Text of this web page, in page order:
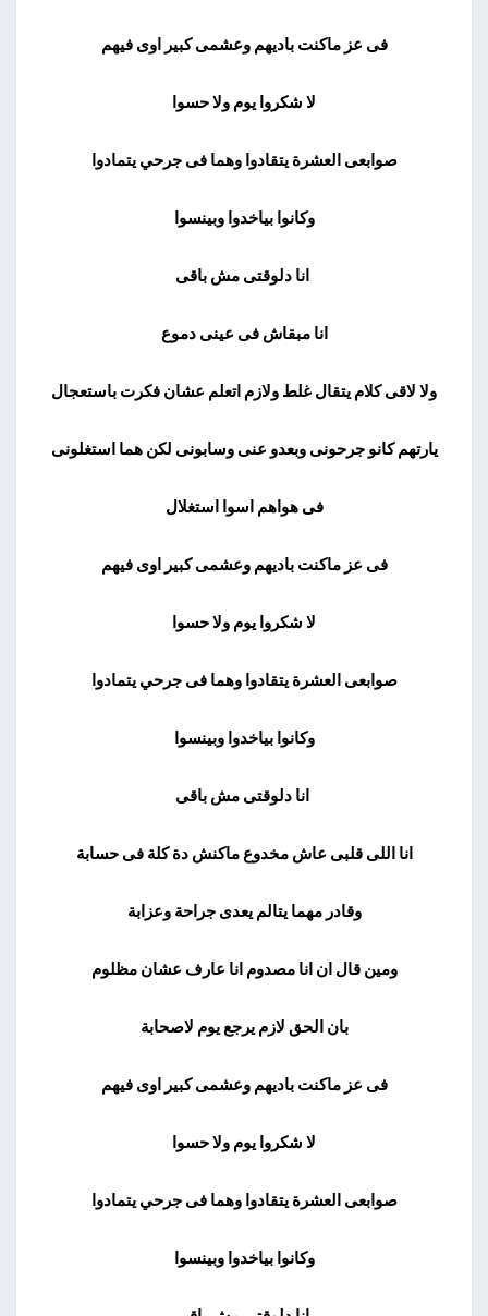
فى عز ماكنت باديهم وعشمى كبير اوى فيهم
لا شكروا يوم ولا حسوا
صوابعى العشرة يتقادوا وهما فى جرحي يتمادوا
وكانوا بياخدوا وبينسوا
انا دلوقتى مش باقى
انا مبقاش فى عينى دموع
ولا لاقى كلام يتقال غلط ولازم اتعلم عشان فكرت باستعجال
يارتهم كانو جرحونى وبعدو عنى وسابونى لكن هما استغلونى
فى هواهم اسوا استغلال
فى عز ماكنت باديهم وعشمى كبير اوى فيهم
لا شكروا يوم ولا حسوا
صوابعى العشرة يتقادوا وهما فى جرحي يتمادوا
وكانوا بياخدوا وبينسوا
انا دلوقتى مش باقى
انا اللى قلبى عاش مخدوع ماكنش دة كلة فى حسابة
وقادر مهما يتالم يعدى جراحة وعزابة
ومين قال ان انا مصدوم انا عارف عشان مظلوم
بان الحق لازم يرجع يوم لاصحابة
فى عز ماكنت باديهم وعشمى كبير اوى فيهم
لا شكروا يوم ولا حسوا
صوابعى العشرة يتقادوا وهما فى جرحي يتمادوا
وكانوا بياخدوا وبينسوا